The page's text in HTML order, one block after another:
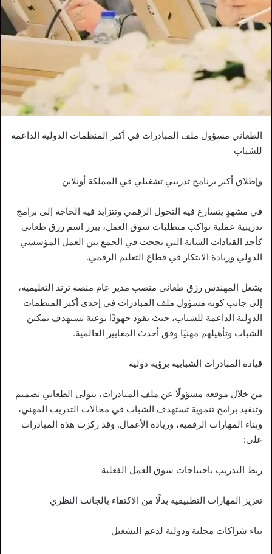
الطعاني مسؤول ملف المبادرات في أكبر المنظمات الدولية الداعمة
للشباب
وإطلاق أكبر برنامج تدريبي تشغيلي في المملكة أونلاين
في مشهدٍ يتسارع فيه التحول الرقمي وتتزايد فيه الحاجة إلى برامج
تدريبية عملية تواكب متطلبات سوق العمل، يبرز اسم رزق طعاني
كأحد القيادات الشابة التي نجحت في الجمع بين العمل المؤسسي
الدولي وريادة الابتكار في قطاع التعليم الرقمي.
يشغل المهندس رزق طعاني منصب مدير عام منصة ترند التعليمية،
إلى جانب كونه مسؤول ملف المبادرات في إحدى أكبر المنظمات
الدولية الداعمة للشباب، حيث يقود جهودًا نوعية تستهدف تمكين
الشباب وتأهيلهم مهنيًا وفق أحدث المعايير العالمية.
قيادة المبادرات الشبابية برؤية دولية
من خلال موقعه مسؤولًا عن ملف المبادرات، يتولى الطعاني تصميم
وتنفيذ برامج تنموية تستهدف الشباب في مجالات التدريب المهني،
وبناء المهارات الرقمية، وريادة الأعمال. وقد ركزت هذه المبادرات
على:
ربط التدريب باحتياجات سوق العمل الفعلية
تعزيز المهارات التطبيقية بدلًا من الاكتفاء بالجانب النظري
بناء شراكات محلية ودولية لدعم التشغيل